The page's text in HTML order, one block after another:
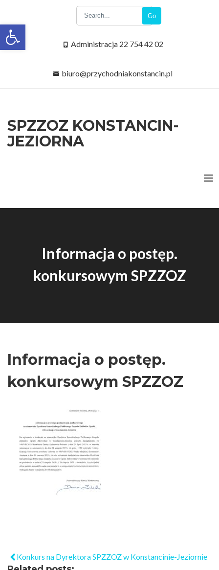
Open toolbar
Go
Administracja 22 754 42 02
biuro@przychodniakonstancin.pl
SPZZOZ KONSTANCIN-
JEZIORNA
Informacja o postęp.
konkursowym SPZZOZ
Informacja o postęp.
konkursowym SPZZOZ
Konkurs na Dyrektora SPZZOZ w Konstancinie-Jeziornie